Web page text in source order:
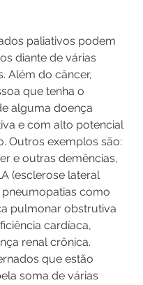
paliativos podem
diante de várias
Além do câncer,
que tenha o
alguma doença
e com alto potencial
Outros exemplos são:
e outras demências,
(esclerose lateral
como
pulmonar obstrutiva
cardíaca,
renal crônica.
que estão
soma de várias